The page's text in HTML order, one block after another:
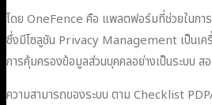
โดย OneFence คือ แพลตฟอร์มที่ช่วยในกา
ซึ่งมีโซลูชัน Privacy Management เป็นเค
การคุ้มครองข้อมูลส่วนบุคคลอย่างเป็นระบบ
ความสามารถของระบบ ตาม Checklist